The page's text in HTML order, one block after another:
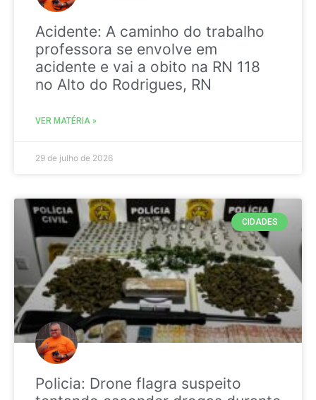
Acidente: A caminho do trabalho
professora se envolve em
acidente e vai a obito na RN 118
no Alto do Rodrigues, RN
VER MATÉRIA »
29 de julho de 2026
CIDADES
Policia: Drone flagra suspeito